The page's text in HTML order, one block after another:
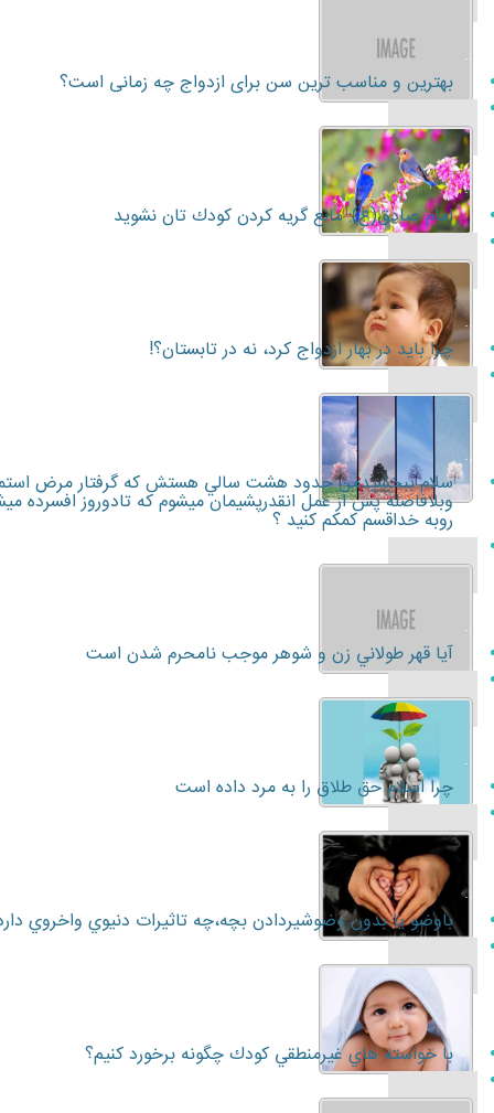
...
بهترين و مناسب ترين سن براى ازدواج چه زمانى است؟
...
امام صادق(ع): مانع گريه كردن كودك تان نشويد
...
چرا بايد در بهار ازدواج كرد، نه در تابستان؟!
...
سلام ببخشيدمن حدود هشت سالي هستش كه گرفتار مرض
وبلافاصله پس از عمل انقدرپشيمان ميشوم كه تادوروز افسرده
روبه خداقسم كمكم كنيد ؟
...
آيا قهر طولاني زن و شوهر موجب نامحرم شدن است
...
چرا اسلام حق طلاق را به مرد داده است
...
باوضو يا بدون وضوشيردادن بچه،چه تاثيرات دنيوي واخروي
با خواسته هاي غيرمنطقي كودك چگونه برخورد كنيم؟